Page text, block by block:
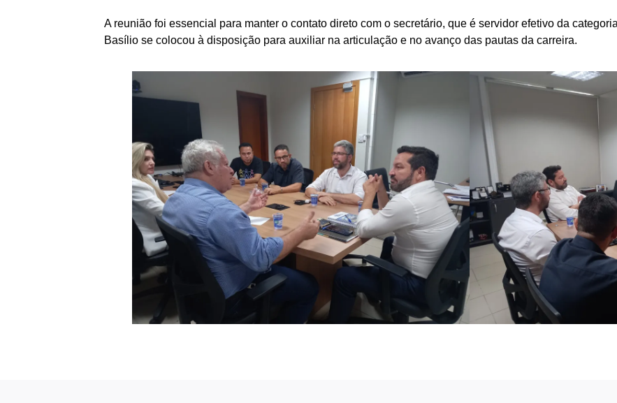
A reunião foi essencial para manter o contato direto com o secretário, que é servidor efetivo da
Basílio se colocou à disposição para auxiliar na articulação e no avanço das pautas da carreira.